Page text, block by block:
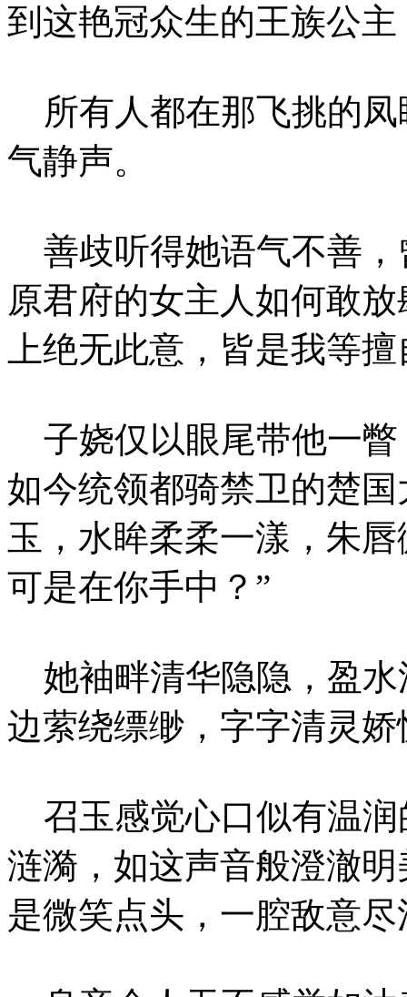
到这艳冠众生的王族公
所有人都在那飞挑的凤
气静声。
善歧听得她语气不善，
原君府的女主人如何敢
上绝无此意，皆是我等
子娆仅以眼尾带他一瞥
如今统领都骑禁卫的楚
玉，水眸柔柔一漾，朱
可是在你手中？”
她袖畔清华隐隐，盈水
边萦绕缥缈，字字清灵
召玉感觉心口似有温润
涟漪，如这声音般澄澈
是微笑点头，一腔敌意